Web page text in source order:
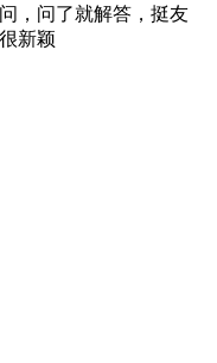
，问了就解答，挺友
新颖